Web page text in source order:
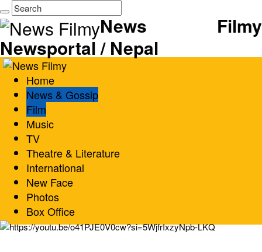
News Filmy
Newsportal / Nepal
Home
News & Gossip
Film
Music
TV
Theatre & Literature
International
New Face
Photos
Box Office